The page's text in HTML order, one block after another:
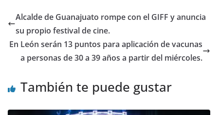
o
o
k
p
p
n
Alcalde de Guanajuato rompe con el GIFF y anuncia
su propio festival de cine.
En León serán 13 puntos para aplicación de vacunas
a personas de 30 a 39 años a partir del miércoles.
También te puede gustar